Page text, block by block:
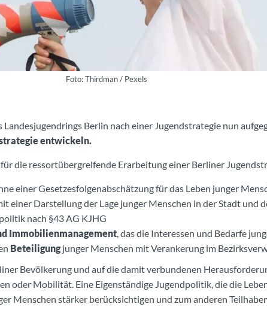
Foto: Thirdman / Pexels
Landesjugendrings Berlin nach einer Jugendstrategie nun
entwickeln.
die ressortübergreifende Erarbeitung einer Berliner
einer Gesetzesfolgenabschätzung für das Leben junger
einer Darstellung der Lage junger Menschen in der Stadt und
nach §43 AG KJHG
Immobilienmanagement , das die Interessen und Bedarfe
Beteiligungjunger Menschen mit Verankerung im
Bevölkerung und auf die damit verbundenen
oder Mobilität. Eine Eigenständige Jugendpolitik, die die
Menschen stärker berücksichtigen und zum anderen